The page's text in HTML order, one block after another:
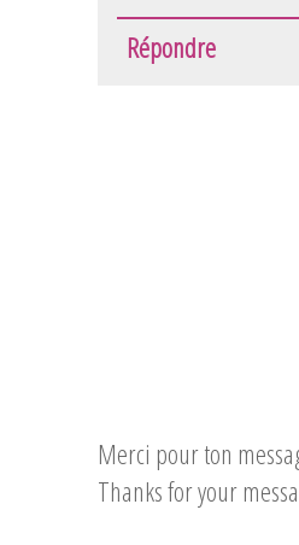
Répondre
Merci pour ton
Thanks for your